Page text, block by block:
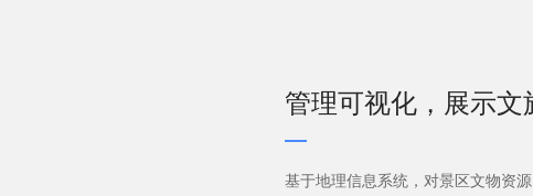
管理可视化，展示文
基于地理信息系统，对景区文物资